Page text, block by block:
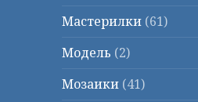
Мастерилки (61)
Модель (2)
Мозаики (41)